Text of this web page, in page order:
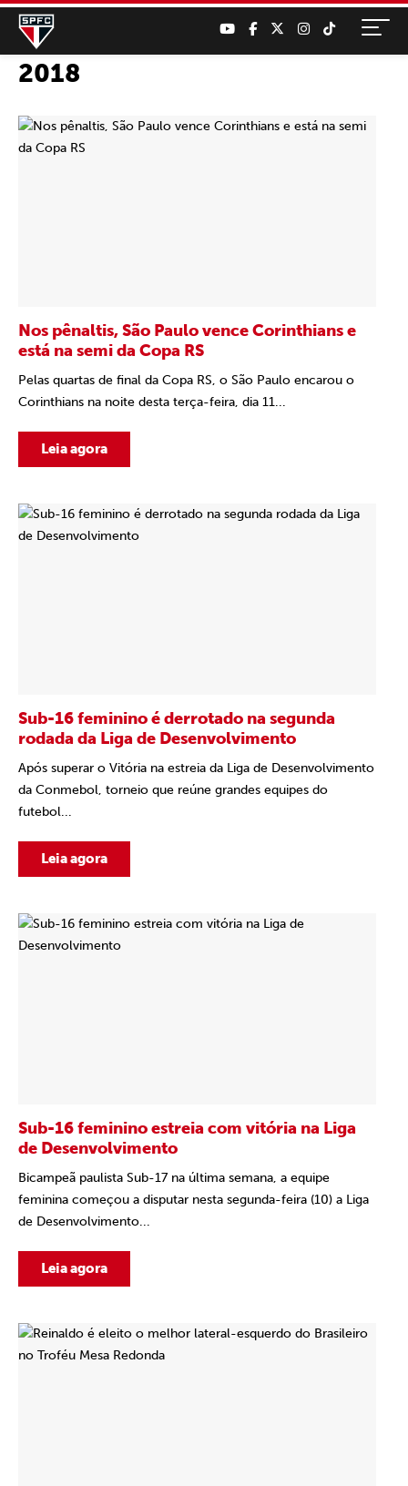
2018
Nos pênaltis, São Paulo vence Corinthians e
está na semi da Copa RS
Pelas quartas de final da Copa RS, o São Paulo encarou o
Corinthians na noite desta terça-feira, dia 11...
Leia agora
Sub-16 feminino é derrotado na segunda
rodada da Liga de Desenvolvimento
Após superar o Vitória na estreia da Liga de Desenvolvimento
da Conmebol, torneio que reúne grandes equipes do
futebol...
Leia agora
Sub-16 feminino estreia com vitória na Liga
de Desenvolvimento
Bicampeã paulista Sub-17 na última semana, a equipe
feminina começou a disputar nesta segunda-feira (10) a Liga
de Desenvolvimento...
Leia agora